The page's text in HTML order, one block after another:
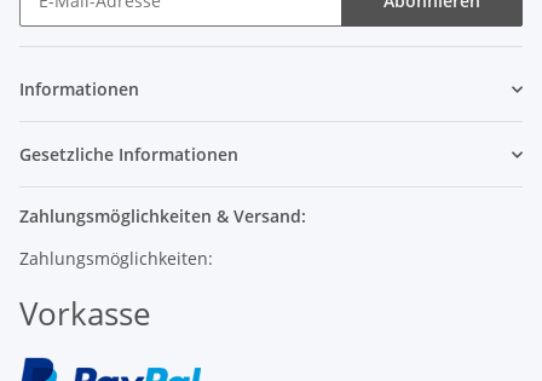
Gesetzliche Informationen
Zahlungsmöglichkeiten & Versand:
Zahlungsmöglichkeiten:
Vorkasse